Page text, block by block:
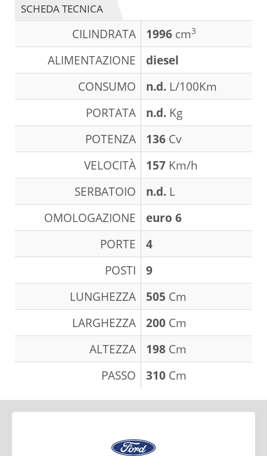
SCHEDA TECNICA
CILINDRATA 1996 cm3
ALIMENTAZIONE
diesel
CONSUMO
n.d. L/100Km
PORTATA
n.d. Kg
POTENZA
136 Cv
VELOCITÀ
157 Km/h
SERBATOIO
n.d. L
OMOLOGAZIONE
euro 6
PORTE
4
POSTI
9
LUNGHEZZA
505 Cm
LARGHEZZA
200 Cm
ALTEZZA
198 Cm
PASSO
310 Cm